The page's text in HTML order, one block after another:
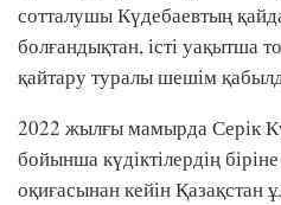
сотталушы Күдебаевтың қайда
болғандықтан, істі уақытша
қайтару туралы шешім
2022 жылғы мамырда Серік
бойынша күдіктілердің
оқиғасынан кейін Қазақстан